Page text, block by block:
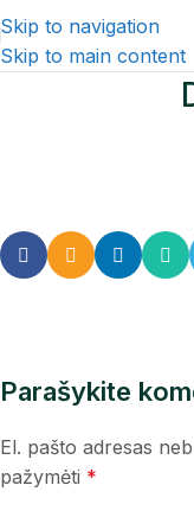
Skip to navigation
Skip to main content
Parašykite
El. pašto adresas
pažymėti *